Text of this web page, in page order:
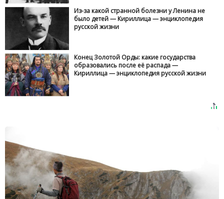
Из-за какой странной болезни у Ленина не
было детей — Кириллица — энциклопедия
русской жизни
Конец Золотой Орды: какие государства
образовались после её распада —
Кириллица — энциклопедия русской жизни